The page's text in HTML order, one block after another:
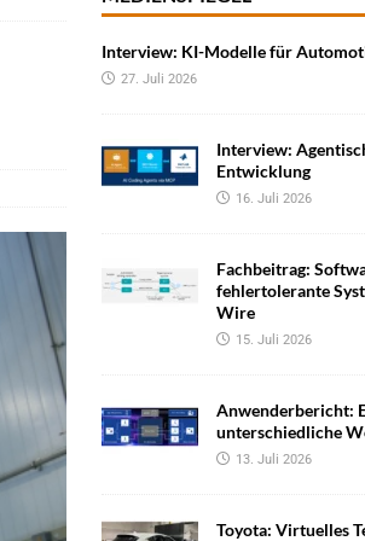
Interview: KI-Modelle für
27. Juli 2026
Interview:
Entwicklung
16. Juli 2026
Fachbeitrag:
fehlertolerante
Wire
15. Juli 2026
Anwenderbericht:
unterschiedliche
13. Juli 2026
Toyota: Virtuelles